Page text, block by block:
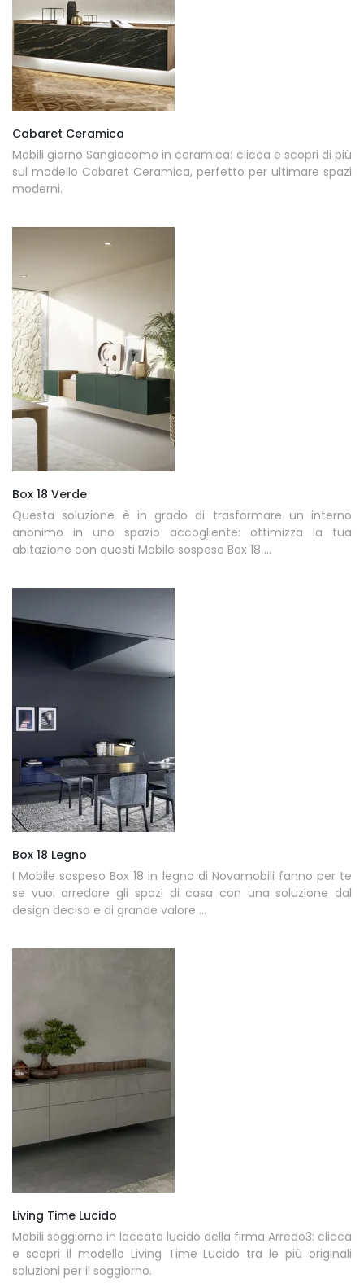
Cabaret Ceramica
Mobili giorno Sangiacomo in ceramica: clicca e scopri di più
sul modello Cabaret Ceramica, perfetto per ultimare spazi
moderni.
Box 18 Verde
Questa soluzione è in grado di trasformare un interno
anonimo in uno spazio accogliente: ottimizza la tua
abitazione con questi Mobile sospeso Box 18 ...
Box 18 Legno
I Mobile sospeso Box 18 in legno di Novamobili fanno per te
se vuoi arredare gli spazi di casa con una soluzione dal
design deciso e di grande valore ...
Living Time Lucido
Mobili soggiorno in laccato lucido della firma Arredo3: clicca
e scopri il modello Living Time Lucido tra le più originali
soluzioni per il soggiorno.